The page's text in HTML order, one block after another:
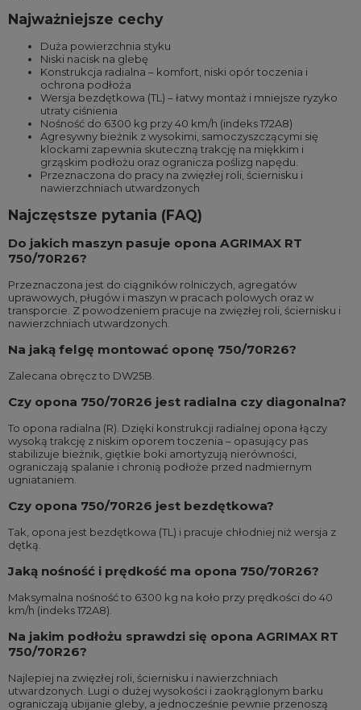
Najważniejsze cechy
Duża powierzchnia styku
Niski nacisk na glebę
Konstrukcja radialna – komfort, niski opór toczenia i
ochrona podłoża
Wersja bezdętkowa (TL) – łatwy montaż i mniejsze ryzyko
utraty ciśnienia
Nośność do 6300 kg przy 40 km/h (indeks 172A8)
Agresywny bieżnik z wysokimi, samoczyszczącymi się
klockami zapewnia skuteczną trakcję na miękkim i
grząskim podłożu oraz ogranicza poślizg napędu.
Przeznaczona do pracy na zwięzłej roli, ściernisku i
nawierzchniach utwardzonych
Najczęstsze pytania (FAQ)
Do jakich maszyn pasuje opona AGRIMAX RT
750/70R26?
Przeznaczona jest do ciągników rolniczych, agregatów
uprawowych, pługów i maszyn w pracach polowych oraz w
transporcie. Z powodzeniem pracuje na zwięzłej roli, ściernisku i
nawierzchniach utwardzonych.
Na jaką felgę montować oponę 750/70R26?
Zalecana obręcz to DW25B.
Czy opona 750/70R26 jest radialna czy diagonalna?
To opona radialna (R). Dzięki konstrukcji radialnej opona łączy
wysoką trakcję z niskim oporem toczenia – opasujący pas
stabilizuje bieżnik, giętkie boki amortyzują nierówności,
ograniczają spalanie i chronią podłoże przed nadmiernym
ugniataniem.
Czy opona 750/70R26 jest bezdętkowa?
Tak, opona jest bezdętkowa (TL) i pracuje chłodniej niż wersja z
dętką.
Jaką nośność i prędkość ma opona 750/70R26?
Maksymalna nośność to 6300 kg na koło przy prędkości do 40
km/h (indeks 172A8).
Na jakim podłożu sprawdzi się opona AGRIMAX RT
750/70R26?
Najlepiej na zwięzłej roli, ściernisku i nawierzchniach
utwardzonych. Lugi o dużej wysokości i zaokrąglonym barku
ograniczają ubijanie gleby, a jednocześnie pewnie przenoszą